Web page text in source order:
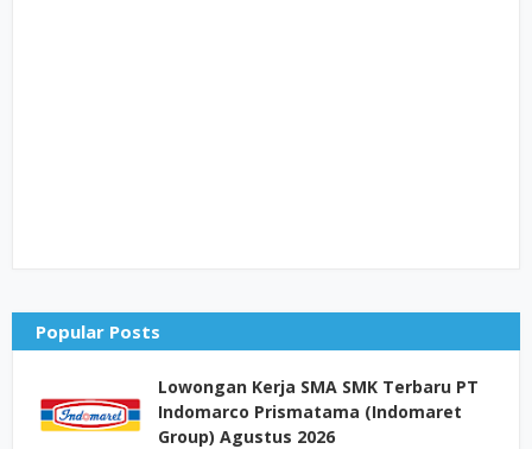
Popular Posts
Lowongan Kerja SMA SMK Terbaru PT
Indomarco Prismatama (Indomaret
Group) Agustus 2026